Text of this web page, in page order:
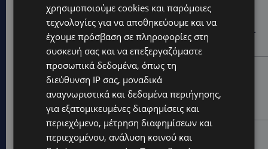
STORIES
ΕΞΩΤΙΚΑ ΖΩΑ ΣΤΗΝ ΚΥΠΡΟ: Πότε επιτρέπεται και
πότε απαγορεύεται να έχεις μαϊμού ως κατοικίδιο –
Ποια ζώα μπορείς να διατηρείς νόμιμα
UPDATES
ΧΩΡΙΣ ΣΩΣΣΙΒΙΟ Η ΘΑΛΑΣΣΙΑ ΣΥΝΔΕΣΗ ΚΥΠΡΟΥ-
ΕΛΛΑΔΑΣ: «Χωρίς επιδότηση το πλοίο δεν θα
ξανασηκώσει άγκυρα»
STORIES
χρησιμοποιούμε cookies και παρόμοιες
τεχνολογίες για να αποθηκεύουμε και να
έχουμε πρόσβαση σε πληροφορίες στη
συσκευή σας και να επεξεργαζόμαστε
προσωπικά δεδομένα, όπως τη
διεύθυνση IP σας, μοναδικά
αναγνωριστικά και δεδομένα περιήγησης,
για εξατομικευμένες διαφημίσεις και
περιεχόμενο, μέτρηση διαφημίσεων και
περιεχομένου, ανάλυση κοινού και